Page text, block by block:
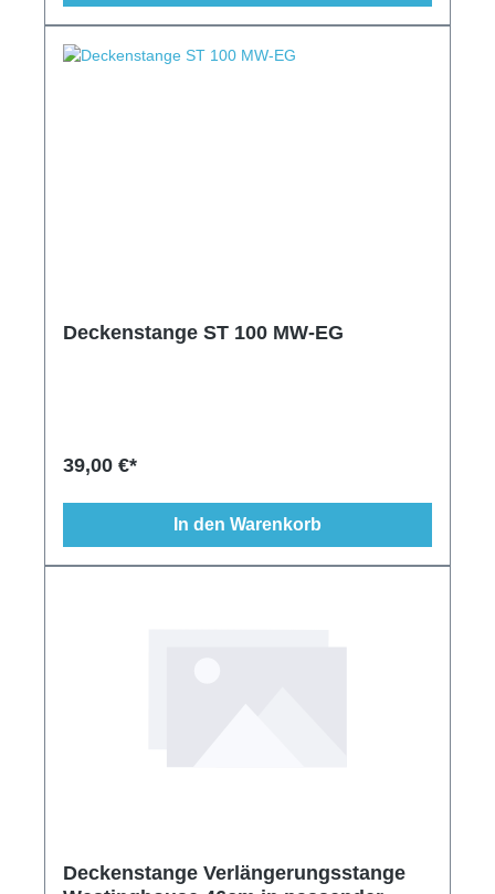
Deckenstange ST 100 MW-EG
39,00 €*
In den Warenkorb
Deckenstange Verlängerungsstange